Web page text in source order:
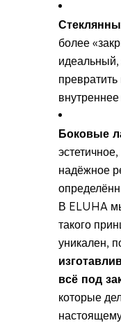
более
идеальный,
Боковые
надёжное
В ELUHA
такого
уникален,
всё под
которые